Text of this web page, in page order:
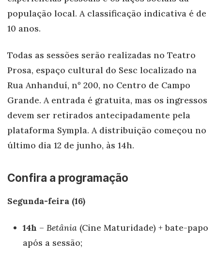
população local. A classificação indicativa é de
10 anos.
Todas as sessões serão realizadas no Teatro
Prosa, espaço cultural do Sesc localizado na
Rua Anhanduí, nº 200, no Centro de Campo
Grande. A entrada é gratuita, mas os ingressos
devem ser retirados antecipadamente pela
plataforma Sympla. A distribuição começou no
último dia 12 de junho, às 14h.
Confira a programação
Segunda-feira (16)
14h – Betânia (Cine Maturidade) + bate-papo
após a sessão;